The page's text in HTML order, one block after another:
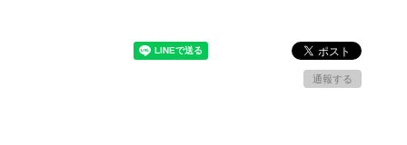
通報する